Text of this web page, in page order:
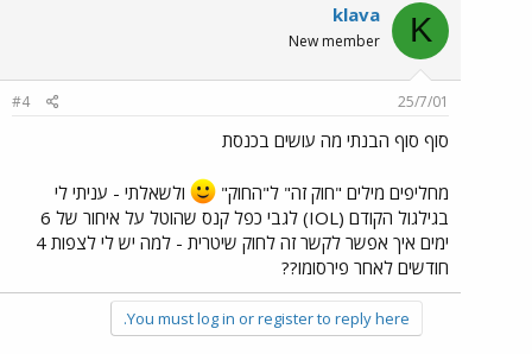
K
klava
New member
25/7/01
#4
סוף סוף הבנתי מה עושים בכנסת
מחליפים מילים "חוק זה" ל"החוק"
ולשאלתי - עניתי לי
בגילגול הקודם (IOL) לגבי כפל קנס שהוטל על איחור של 6
ימים איך אפשר לקשר זה לחוק שיטרית - למה יש לי לצפות 4
חודשים לאחר פירסומו??
You must log in or register to reply here.